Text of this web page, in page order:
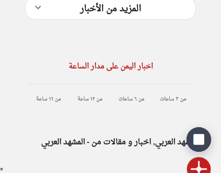
المزيد من الأخبار
اخبار اليمن على مدار الساعة
من ٣ ساعات من ٦ ساعات من ١٢ ساعة من ١٦ ساعة
المشهد العربي, اخبار و مقالات من - المشهد العربي